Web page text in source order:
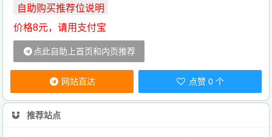
价格8元，请用支付宝
点此自助上首页和内页推荐
网站直达 点赞 0 个
推荐站点